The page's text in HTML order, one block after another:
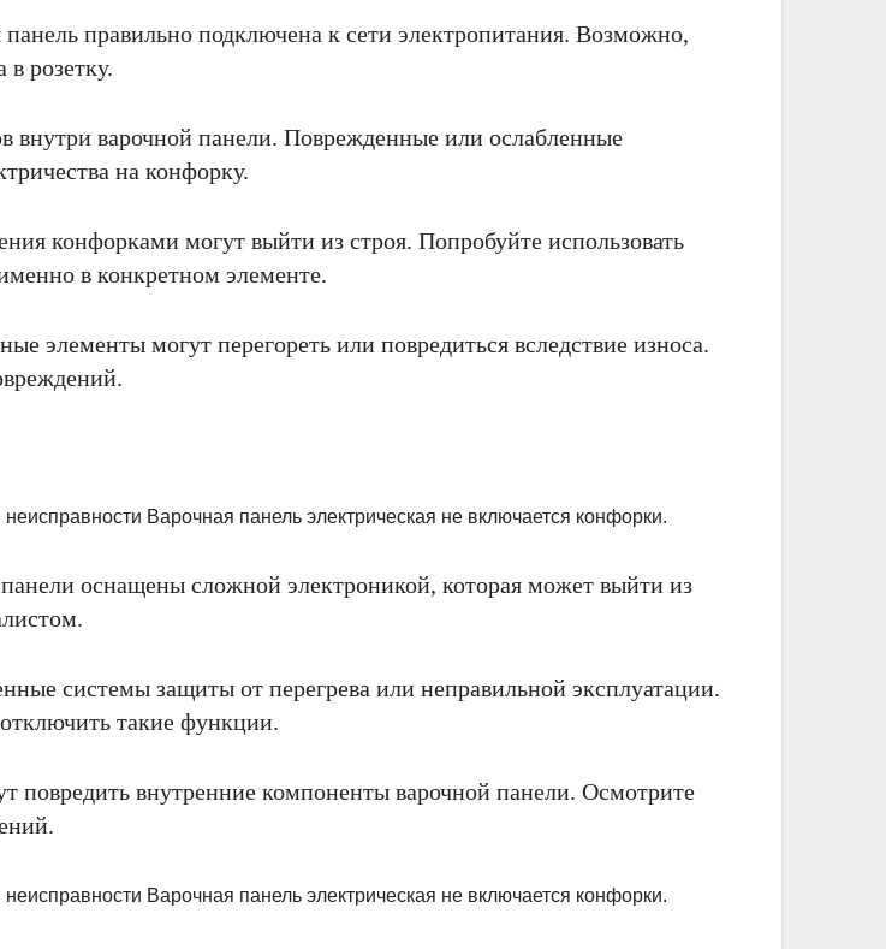
правильно подключена к сети электропитания. Возможно,
розетку.
внутри варочной панели. Поврежденные или ослабленные
на конфорку.
конфорками могут выйти из строя. Попробуйте использовать
в конкретном элементе.
элементы могут перегореть или повредиться вследствие износа.
оснащены сложной электроникой, которая может выйти из
системы защиты от перегрева или неправильной эксплуатации.
отключить такие функции.
внутренние компоненты варочной панели. Осмотрите